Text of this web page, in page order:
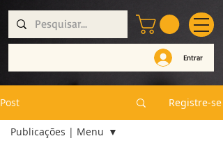
Entrar
Post Registre-se
Publicações | Menu